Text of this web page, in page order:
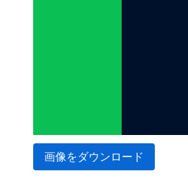
画像をダウンロード